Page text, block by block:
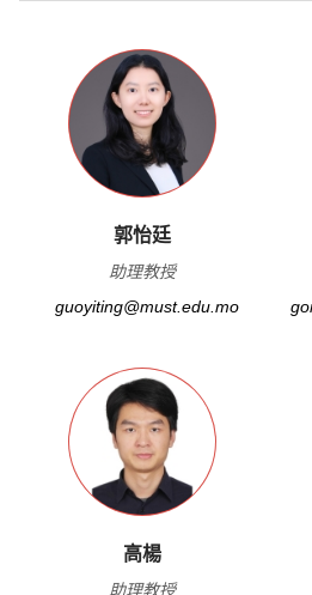
郭怡廷
助理教授
guoyiting@must.edu.mo
高楊
助理教授